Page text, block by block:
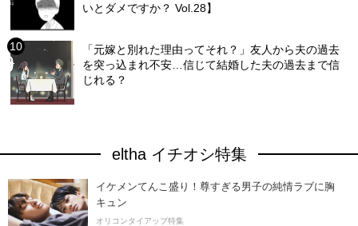
いとダメですか？ Vol.28】
「元嫁と別れた理由ってそれ？」友人から夫の過去
を突っ込まれ不安…信じて結婚した夫の過去まで信
じれる？
eltha イチオシ特集
イケメンてんこ盛り！尊すぎる男子の純情ラブに胸
キュン
オリコンタイアップ特集